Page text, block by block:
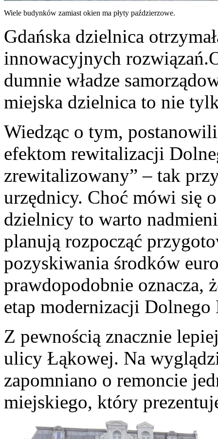
Wiele budynków zamiast okien ma płyty paździerzowe.
Gdańska dzielnica
innowacyjnych
dumnie władze
miejska dzielnica to nie
Wiedząc o tym,
efektom rewitalizacji
zrewitalizowany” – tak
urzędnicy. Choć mówi się
dzielnicy to warto
planują rozpocząć
pozyskiwania środków
prawdopodobnie oznacza,
etap modernizacji Dolnego
Z pewnością znacznie
ulicy Łąkowej. Na
zapomniano o remoncie
miejskiego, który